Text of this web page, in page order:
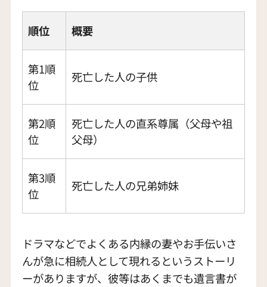
順位 概要
第1順
位
死亡した人の子供
第2順
位
死亡した人の直系尊属（父母や祖
父母）
第3順
位
死亡した人の兄弟姉妹
ドラマなどでよくある内縁の妻やお手伝いさ
んが急に相続人として現れるというストーリ
ーがありますが、彼等はあくまでも遺言書が